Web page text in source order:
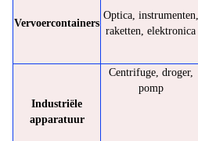
Vervoercontainers
Optica, instrumenten,
raketten, elektronica
Industriële
apparatuur
Centrifuge, droger,
pomp